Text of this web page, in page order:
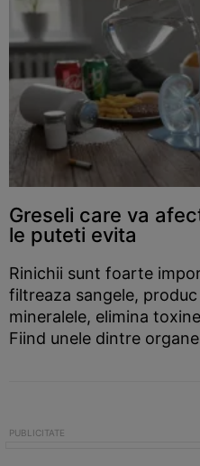
Greseli care va
le puteti evita
Rinichii sunt foarte
filtreaza sangele,
mineralele, elimina
Fiind unele dintre